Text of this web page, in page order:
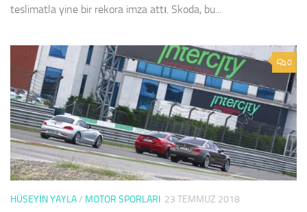
teslimatla yine bir rekora imza attı. Skoda, bu...
0
HÜSEYIN YAYLA/ MOTOR SPORLARI 23 TEMMUZ 2018